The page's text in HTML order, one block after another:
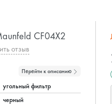
CF04X2
отзыв
Перейти к описанию
угольный фильтр
черный